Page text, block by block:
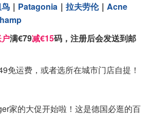
｜ Patagonia ｜ 拉夫劳伦｜ Acne
满€79减€15码，注册后会发送到邮
免运费，或者选所在城市门店自提！
家的大促开始啦！这是德国必逛的百